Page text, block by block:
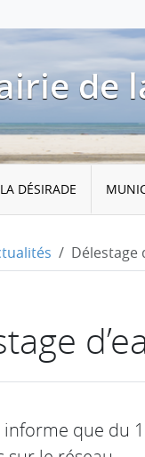
de
DÉSIRADE
Délestage
informe que du